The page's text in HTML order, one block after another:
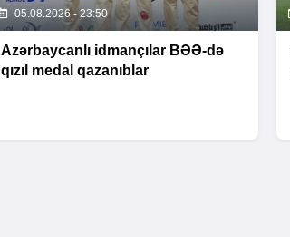
05.08.2026 - 23:50
Azərbaycanlı idmançılar BƏƏ-də
qızıl medal qazanıblar